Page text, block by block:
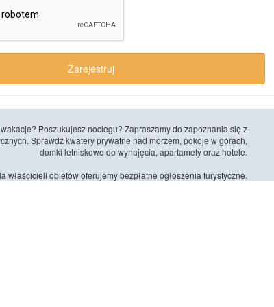
Zarejestruj
Poszukujesz noclegu? Zapraszamy do zapoznania się z
Sprawdź kwatery prywatne nad morzem, pokoje w górach,
domki letniskowe do wynajęcia, apartamety oraz hotele.
właścicieli obietów oferujemy bezpłatne ogłoszenia turystyczne.